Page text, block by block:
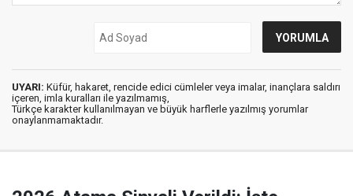
UYARI: Küfür, hakaret, rencide edici cümleler veya imalar, inançlara saldırı
içeren, imla kuralları ile yazılmamış,
Türkçe karakter kullanılmayan ve büyük harflerle yazılmış yorumlar
onaylanmamaktadır.